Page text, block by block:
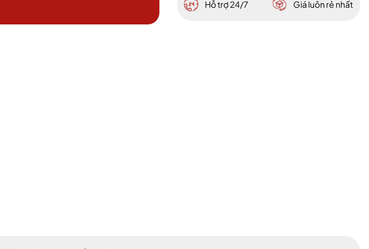
Hỗ trợ 24/7
Giá luôn rẻ nhất